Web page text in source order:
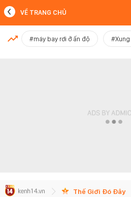
MỚI NHẤT
VỀ TRANG CHỦ
#máy bay rơi ở ấn độ
Thế Giới Đó Đây